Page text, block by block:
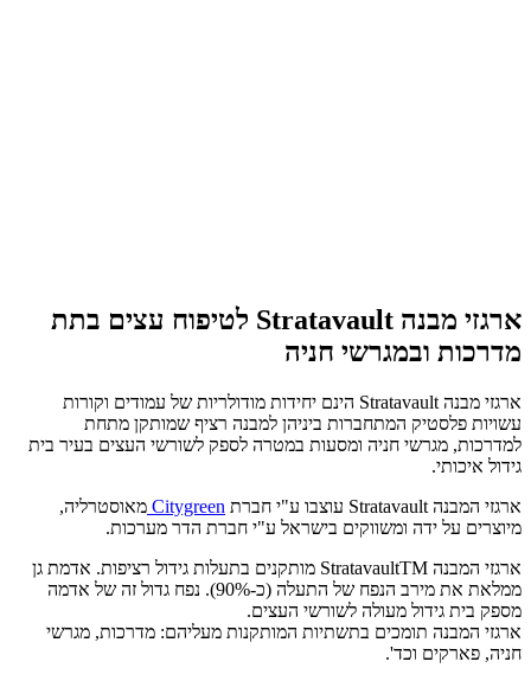
ארגזי מבנה Stratavault לטיפוח עצים בתת
מדרכות ובמגרשי חניה
ארגזי מבנה Stratavault הינם יחידות מודולריות של עמודים וקורות
עשויות פלסטיק המתחברות ביניהן למבנה רציף שמותקן מתחת
למדרכות, מגרשי חניה ומסעות במטרה לספק לשורשי העצים בעיר בית
גידול איכותי.
ארגזי המבנה Stratavault עוצבו ע"י חברת
Citygreen מאוסטרליה,
מיוצרים על ידה ומשווקים בישראל ע"י חברת הדר מערכות.
ארגזי המבנה StratavaultTM מותקנים בתעלות גידול רציפות. אדמת גן
ממלאת את מירב הנפח של התעלה (כ-90%). נפח גדול זה של אדמה
מספק בית גידול מעולה לשורשי העצים.
ארגזי המבנה תומכים בתשתיות המותקנות מעליהם: מדרכות, מגרשי
חניה, פארקים וכד'.